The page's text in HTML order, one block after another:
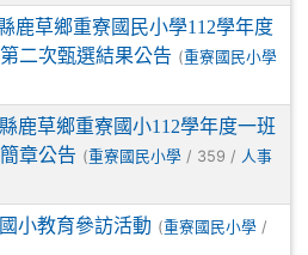
鹿草鄉重寮國民小學112學年度
二次甄選結果公告 (重寮國民小學
鹿草鄉重寮國小112學年度一班
章公告 (重寮國民小學 / 359 / 人事
小教育參訪活動 (重寮國民小學/